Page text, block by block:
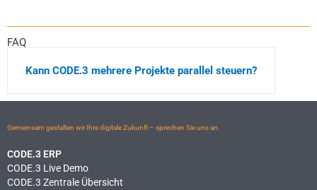
FAQ
Kann CODE.3 mehrere Projekte parallel steuern?
Gemeinsam gestalten wir Ihre digitale Zukunft – sprechen Sie uns an.
CODE.3 ERP
CODE.3 Live Demo
CODE.3 Zentrale Übersicht